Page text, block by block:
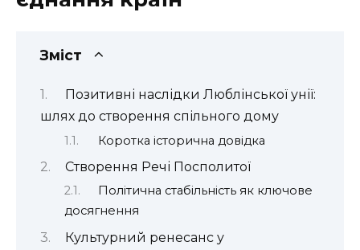
Зміст
Позитивні наслідки Люблінської унії:
шлях до створення спільного дому
Коротка історична довідка
Створення Речі Посполитої
Політична стабільність як ключове
досягнення
Культурний ренесанс у